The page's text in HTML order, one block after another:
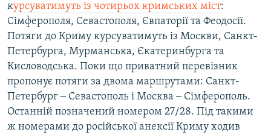
курсуватимуть із чотирьох кримських міст:
Сімферополя, Севастополя, Євпаторії та Феодосії.
Потяги до Криму курсуватимуть із Москви, Санкт-
Петербурга, Мурманська, Єкатеринбурга та
Кисловодська. Поки що приватний перевізник
пропонує потяги за двома маршрутами: Санкт-
Петербург ‒ Севастополь і Москва ‒ Сімферополь.
Останній позначений номером 27/28. Під такими
ж номерами до російської анексії Криму ходив